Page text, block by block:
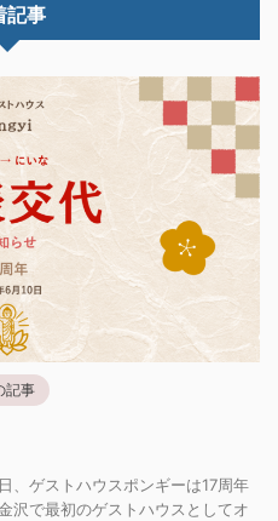
記事
記事
、ゲストハウスポンギーは17周年
沢で最初のゲストハウスとしてオ